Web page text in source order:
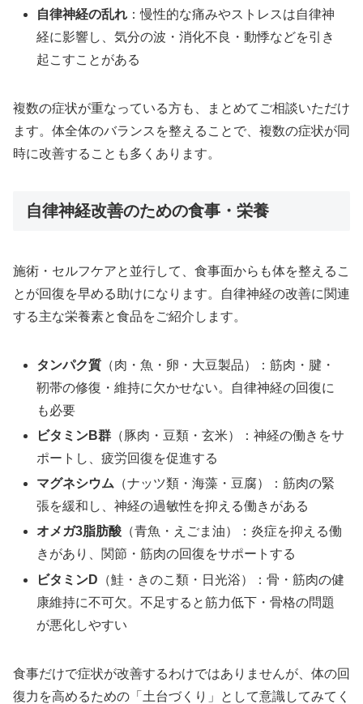
自律神経の乱れ ：慢性的な痛みやストレスは自律神
経に影響し、気分の波・消化不良・動悸などを引き
起こすことがある
複数の症状が重なっている方も、まとめてご相談いただけ
ます。体全体のバランスを整えることで、複数の症状が同
時に改善することも多くあります。
自律神経改善のための食事・栄養
施術・セルフケアと並行して、食事面からも体を整えるこ
とが回復を早める助けになります。自律神経の改善に関連
する主な栄養素と食品をご紹介します。
タンパク質 （肉・魚・卵・大豆製品）：筋肉・腱・
靭帯の修復・維持に欠かせない。自律神経の回復に
も必要
ビタミンB群 （豚肉・豆類・玄米）：神経の働きをサ
ポートし、疲労回復を促進する
マグネシウム （ナッツ類・海藻・豆腐）：筋肉の緊
張を緩和し、神経の過敏性を抑える働きがある
オメガ3脂肪酸 （青魚・えごま油）：炎症を抑える働
きがあり、関節・筋肉の回復をサポートする
ビタミンD （鮭・きのこ類・日光浴）：骨・筋肉の健
康維持に不可欠。不足すると筋力低下・骨格の問題
が悪化しやすい
食事だけで症状が改善するわけではありませんが、体の回
復力を高めるための「土台づくり」として意識してみてく